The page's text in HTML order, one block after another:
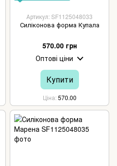
Артикул: SF1125048033
Силіконова форма Купала
570.00 грн
Оптові ціни
Купити
Ціна 570.00